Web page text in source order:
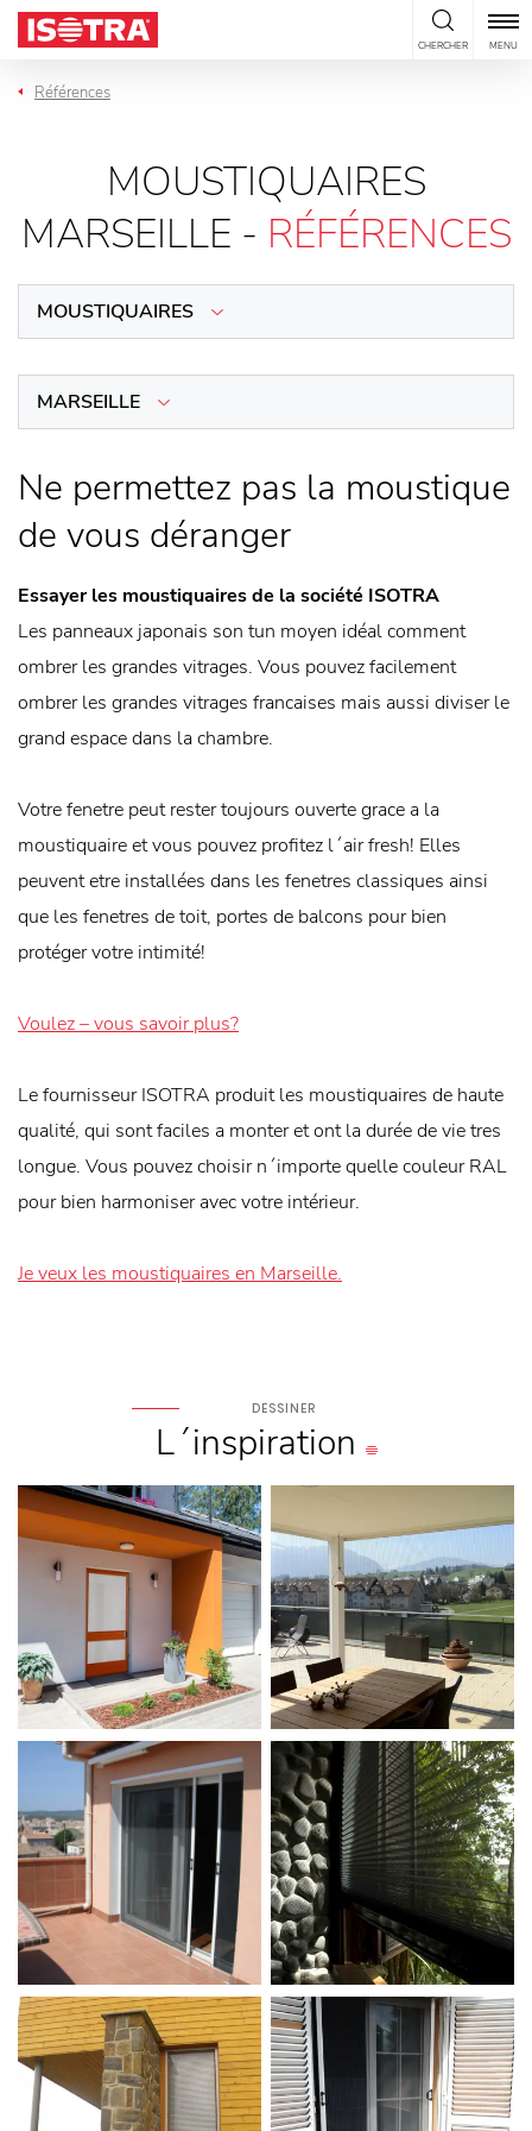
Passer au contenu
CHERCHER MENU
Références
MOUSTIQUAIRES
MARSEILLE - RÉFÉRENCES
MOUSTIQUAIRES
MARSEILLE
Ne permettez pas la moustique
de vous déranger
Essayer les moustiquaires de la société ISOTRA
Les panneaux japonais son tun moyen idéal comment
ombrer les grandes vitrages. Vous pouvez facilement
ombrer les grandes vitrages francaises mais aussi diviser le
grand espace dans la chambre.
Votre fenetre peut rester toujours ouverte grace a la
moustiquaire et vous pouvez profitez l´air fresh! Elles
peuvent etre installées dans les fenetres classiques ainsi
que les fenetres de toit, portes de balcons pour bien
protéger votre intimité!
Voulez – vous savoir plus?
Le fournisseur ISOTRA produit les moustiquaires de haute
qualité, qui sont faciles a monter et ont la durée de vie tres
longue. Vous pouvez choisir n´importe quelle couleur RAL
pour bien harmoniser avec votre intérieur.
Je veux les moustiquaires en Marseille.
DESSINER
L´inspiration